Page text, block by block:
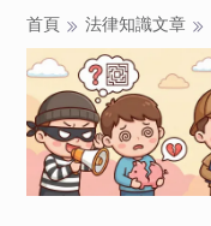
首頁 法律知識文章